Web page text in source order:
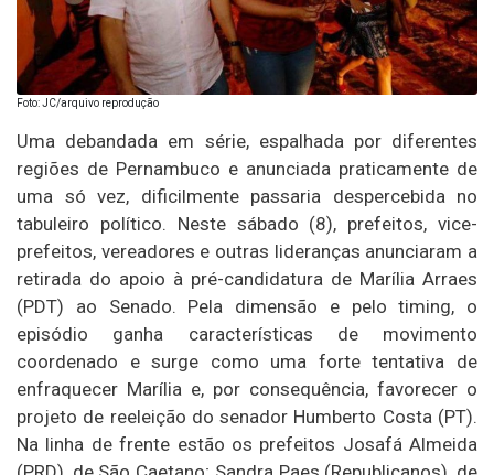
Foto: JC/arquivo reprodução
Uma debandada em série, espalhada por diferentes
regiões de Pernambuco e anunciada praticamente de
uma só vez, dificilmente passaria despercebida no
tabuleiro político. Neste sábado (8), prefeitos, vice-
prefeitos, vereadores e outras lideranças anunciaram a
retirada do apoio à pré-candidatura de Marília Arraes
(PDT) ao Senado. Pela dimensão e pelo timing, o
episódio ganha características de movimento
coordenado e surge como uma forte tentativa de
enfraquecer Marília e, por consequência, favorecer o
projeto de reeleição do senador Humberto Costa (PT).
Na linha de frente estão os prefeitos Josafá Almeida